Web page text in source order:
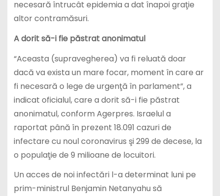
necesară întrucât epidemia a dat înapoi graţie
altor contramăsuri.
A dorit să-i fie păstrat anonimatul
“Aceasta (supravegherea) va fi reluată doar
dacă va exista un mare focar, moment în care ar
fi necesară o lege de urgenţă în parlament”, a
indicat oficialul, care a dorit să-i fie păstrat
anonimatul, conform Agerpres. Israelul a
raportat până în prezent 18.091 cazuri de
infectare cu noul coronavirus şi 299 de decese, la
o populaţie de 9 milioane de locuitori.
Un acces de noi infectări l-a determinat luni pe
prim-ministrul Benjamin Netanyahu să